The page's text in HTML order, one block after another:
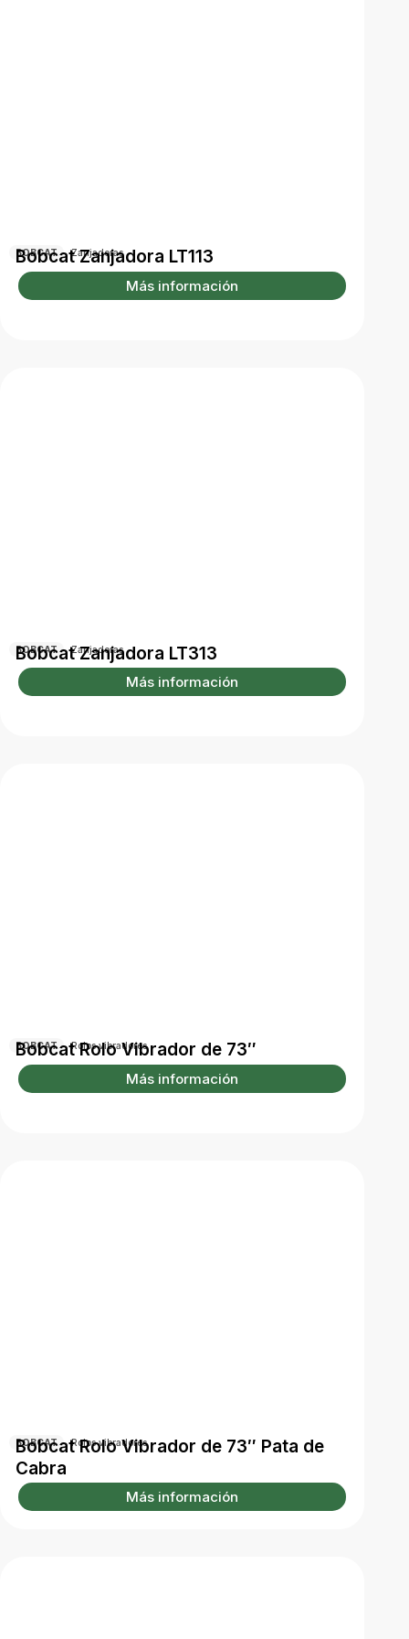
BOBCAT Zanjadoras
Bobcat Zanjadora LT113
Más información
BOBCAT Zanjadoras
Bobcat Zanjadora LT313
Más información
BOBCAT Rolos vibradores
Bobcat Rolo Vibrador de 73″
Más información
BOBCAT Rolos vibradores
Bobcat Rolo Vibrador de 73″ Pata de
Cabra
Más información